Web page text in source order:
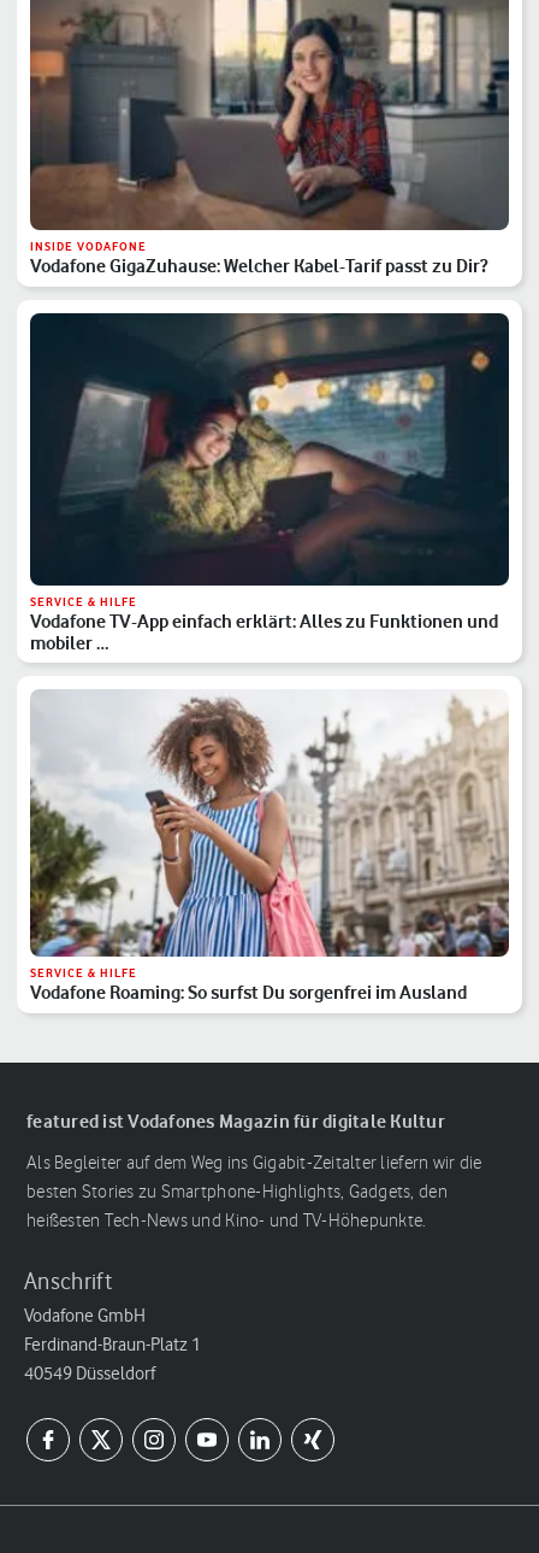
INSIDE VODAFONE
Vodafone GigaZuhause: Welcher Kabel-Tarif passt zu Dir?
SERVICE & HILFE
Vodafone TV-App einfach erklärt: Alles zu Funktionen und
mobiler …
SERVICE & HILFE
Vodafone Roaming: So surfst Du sorgenfrei im Ausland
featured ist Vodafones Magazin für digitale Kultur
Als Begleiter auf dem Weg ins Gigabit-Zeitalter liefern wir die
besten Stories zu Smartphone-Highlights, Gadgets, den
heißesten Tech-News und Kino- und TV-Höhepunkte.
Anschrift
Vodafone GmbH
Ferdinand-Braun-Platz 1
40549 Düsseldorf